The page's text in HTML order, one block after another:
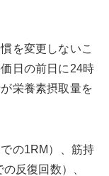
を変更しないこ
日の前日に24時
栄養素摂取量を
の1RM）、筋持
反復回数）、